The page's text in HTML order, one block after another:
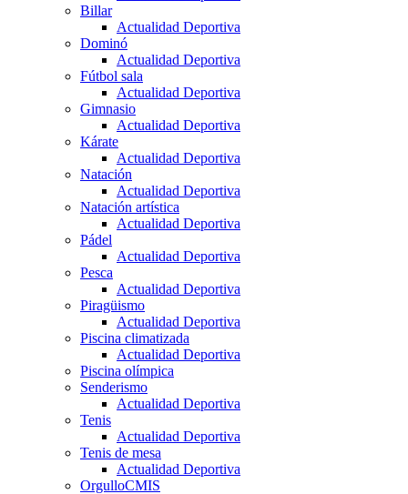
Billar
Actualidad Deportiva
Dominó
Actualidad Deportiva
Fútbol sala
Actualidad Deportiva
Gimnasio
Actualidad Deportiva
Kárate
Actualidad Deportiva
Natación
Actualidad Deportiva
Natación artística
Actualidad Deportiva
Pádel
Actualidad Deportiva
Pesca
Actualidad Deportiva
Piragüismo
Actualidad Deportiva
Piscina climatizada
Actualidad Deportiva
Piscina olímpica
Senderismo
Actualidad Deportiva
Tenis
Actualidad Deportiva
Tenis de mesa
Actualidad Deportiva
OrgulloCMIS